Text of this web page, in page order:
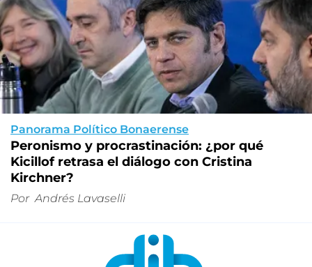
Panorama Político Bonaerense
Peronismo y procrastinación: ¿por qué
Kicillof retrasa el diálogo con Cristina
Kirchner?
Por Andrés Lavaselli